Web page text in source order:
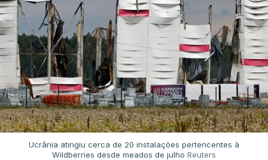
Ucrânia atingiu cerca de 20 instalações pertencentes à
Wildberries desde meados de julho Reuters